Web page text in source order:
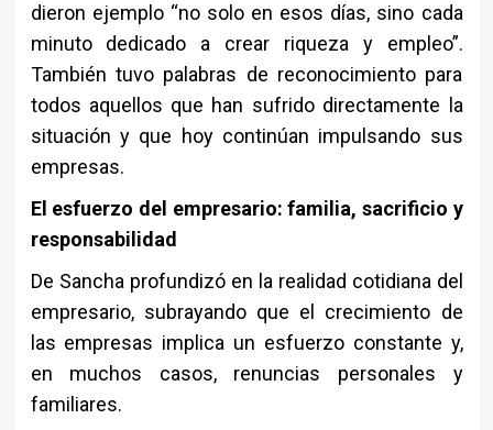
dieron ejemplo “no solo en esos días, sino cada
minuto dedicado a crear riqueza y empleo”.
También tuvo palabras de reconocimiento para
todos aquellos que han sufrido directamente la
situación y que hoy continúan impulsando sus
empresas.
El esfuerzo del empresario: familia, sacrificio y
responsabilidad
De Sancha profundizó en la realidad cotidiana del
empresario, subrayando que el crecimiento de
las empresas implica un esfuerzo constante y,
en muchos casos, renuncias personales y
familiares.